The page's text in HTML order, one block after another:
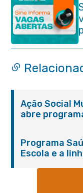
Ação Social
abre
serviços
orientações
Programa
Escola e a